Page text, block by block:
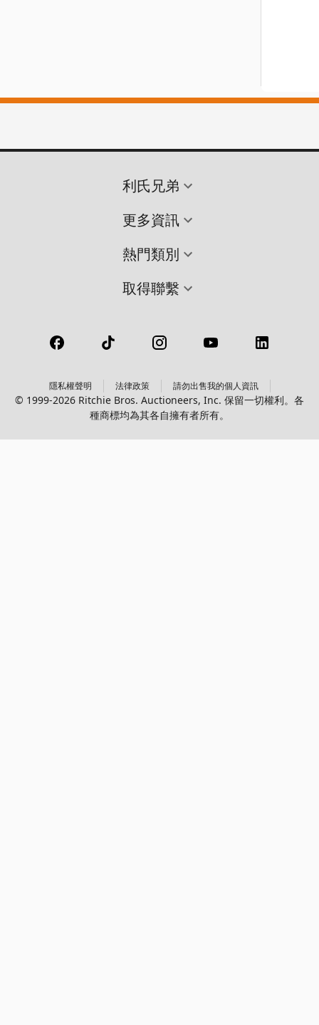
利氏兄弟
更多資訊
熱門類別
取得聯繫
隱私權聲明 法律政策 請勿出售我的個人資訊
© 1999-2026 Ritchie Bros. Auctioneers, Inc. 保留一切權利。各
種商標均為其各自擁有者所有。